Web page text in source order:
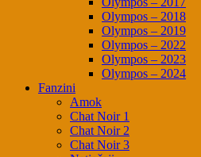
Olympos – 2018
Olympos – 2019
Olympos – 2022
Olympos – 2023
Olympos – 2024
Fanzini
Amok
Chat Noir 1
Chat Noir 2
Chat Noir 3